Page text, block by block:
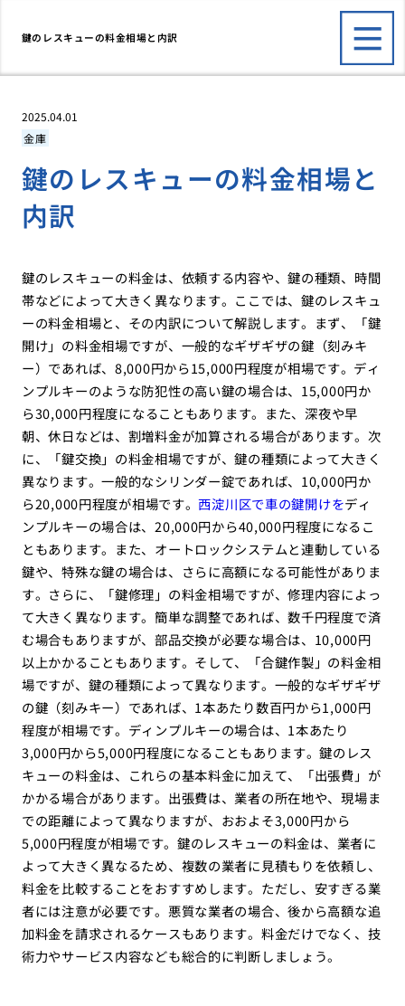
鍵のレスキューの料金相場と内訳
2025.04.01
金庫
鍵のレスキューの料金相場と
内訳
鍵のレスキューの料金は、依頼する内容や、鍵の種類、時間
帯などによって大きく異なります。ここでは、鍵のレスキュ
ーの料金相場と、その内訳について解説します。まず、「鍵
開け」の料金相場ですが、一般的なギザギザの鍵（刻みキ
ー）であれば、8,000円から15,000円程度が相場です。ディ
ンプルキーのような防犯性の高い鍵の場合は、15,000円か
ら30,000円程度になることもあります。また、深夜や早
朝、休日などは、割増料金が加算される場合があります。次
に、「鍵交換」の料金相場ですが、鍵の種類によって大きく
異なります。一般的なシリンダー錠であれば、10,000円か
ら20,000円程度が相場です。西淀川区で車の鍵開けをディ
ンプルキーの場合は、20,000円から40,000円程度になるこ
ともあります。また、オートロックシステムと連動している
鍵や、特殊な鍵の場合は、さらに高額になる可能性がありま
す。さらに、「鍵修理」の料金相場ですが、修理内容によっ
て大きく異なります。簡単な調整であれば、数千円程度で済
む場合もありますが、部品交換が必要な場合は、10,000円
以上かかることもあります。そして、「合鍵作製」の料金相
場ですが、鍵の種類によって異なります。一般的なギザギザ
の鍵（刻みキー）であれば、1本あたり数百円から1,000円
程度が相場です。ディンプルキーの場合は、1本あたり
3,000円から5,000円程度になることもあります。鍵のレス
キューの料金は、これらの基本料金に加えて、「出張費」が
かかる場合があります。出張費は、業者の所在地や、現場ま
での距離によって異なりますが、おおよそ3,000円から
5,000円程度が相場です。鍵のレスキューの料金は、業者に
よって大きく異なるため、複数の業者に見積もりを依頼し、
料金を比較することをおすすめします。ただし、安すぎる業
者には注意が必要です。悪質な業者の場合、後から高額な追
加料金を請求されるケースもあります。料金だけでなく、技
術力やサービス内容なども総合的に判断しましょう。